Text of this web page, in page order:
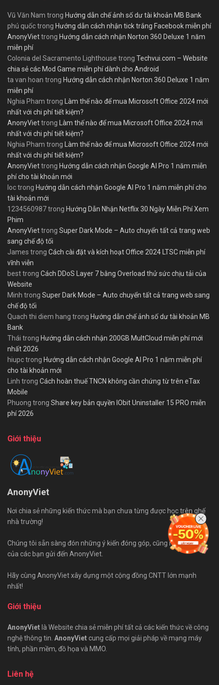
Vũ Văn Nam trong Hướng dẫn chế ảnh số dư tài khoản MB Bank
phú quốctrong Hướng dẫn cách nhận tick trắng Facebook miễn phí
AnonyViettrong Hướng dẫn cách nhận Norton 360 Deluxe 1 năm
miễn phí
Colonia del Sacramento Lighthouse trong Techvui.com – Website
chia sẻ các Mod Game miễn phí dành cho Android
ta van hoan trong Hướng dẫn cách nhận Norton 360 Deluxe 1 năm
miễn phí
Nghia Pham trong
Làm thế nào để mua Microsoft Office 2024 mới
nhất với chi phí tiết kiệm?
AnonyViettrong
Làm thế nào để mua Microsoft Office 2024 mới
nhất với chi phí tiết kiệm?
Nghia Pham trong
Làm thế nào để mua Microsoft Office 2024 mới
nhất với chi phí tiết kiệm?
AnonyViettrong Hướng dẫn cách nhận Google AI Pro 1 năm miễn
phí cho tài khoản mới
loctrong Hướng dẫn cách nhận Google AI Pro 1 năm miễn phí cho
tài khoản mới
1234560987trong Hướng Dẫn Nhận Netflix 30 Ngày Miễn Phí Xem
Phim
AnonyViettrong Super Dark Mode – Auto chuyển tất cả trang web
sang chế độ tối
James trong Cách cài đặt và kích hoạt Office 2024 LTSC miễn phí
vĩnh viễn
besttrong Cách DDoS Layer 7 bằng Overload thử sức chịu tải của
Website
Minh trong Super Dark Mode – Auto chuyển tất cả trang web sang
chế độ tối
Quach thi diem hang trong Hướng dẫn chế ảnh số dư tài khoản MB
Bank
Thái trong Hướng dẫn cách nhận 200GB MultCloud miễn phí mới
nhất 2026
hiupctrong Hướng dẫn cách nhận Google AI Pro 1 năm miễn phí
cho tài khoản mới
Linh trong Cách hoàn thuế TNCN không cần chứng từ trên eTax
Mobile
Phuong trong Share key bản quyền IObit Uninstaller 15 PRO miễn
phí 2026
Giới thiệu
AnonyViet
Nơi chia sẻ những kiến thức mà bạn chưa từng được học trên ghế
nhà trường!
Chúng tôi sẵn sàng đón những ý kiến đóng góp, cũng như bài viết
của các bạn gửi đến AnonyViet.
Hãy cùng AnonyViet xây dựng một cộng đồng CNTT lớn mạnh
nhất!
Giới thiệu
AnonyViet là Website chia sẻ miễn phí tất cả các kiến thức về công
nghệ thông tin. AnonyViet cung cấp mọi giải pháp về mạng máy
tính, phần mềm, đồ họa và MMO.
Liên hệ